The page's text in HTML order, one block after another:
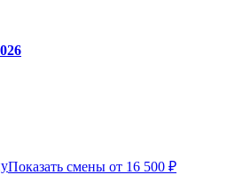
Показать смены от 16 500 ₽